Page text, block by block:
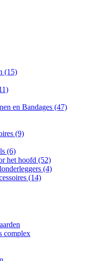
(15)
en Bandages (47)
(9)
(6)
het hoofd (52)
(4)
(14)
complex